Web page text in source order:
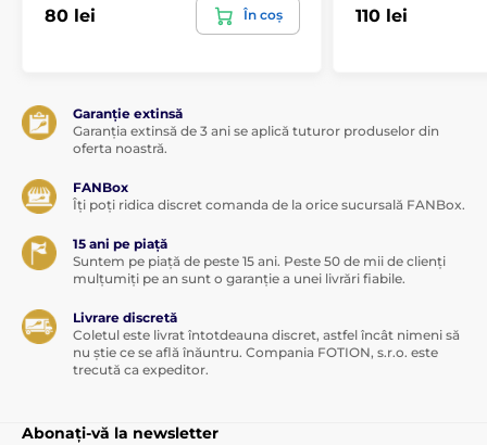
80 lei În coș 110 lei
Garanție extinsă
Garanția extinsă de 3 ani se aplică tuturor produselor din
oferta noastră.
FANBox
Îți poți ridica discret comanda de la orice sucursală FANBox.
15 ani pe piață
Suntem pe piață de peste 15 ani. Peste 50 de mii de clienți
mulțumiți pe an sunt o garanție a unei livrări fiabile.
Livrare discretă
Coletul este livrat întotdeauna discret, astfel încât nimeni să
nu știe ce se află înăuntru. Compania FOTION, s.r.o. este
trecută ca expeditor.
Abonați-vă la newsletter